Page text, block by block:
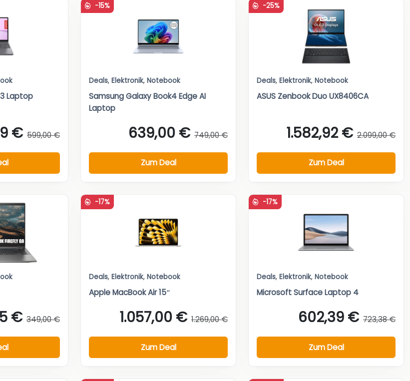
Laptop
€ 599,00 €
-15%
Deals, Elektronik, Notebook
Samsung Galaxy Book4 Edge AI
Laptop
639,00 € 749,00 €
Zum Deal
-25%
Deals, Elektronik, Notebook
ASUS Zenbook Duo UX8406CA
1.582,92 € 2.099,00 €
Zum Deal
€ 349,00 €
-17%
Deals, Elektronik, Notebook
Apple MacBook Air 15″
1.057,00 € 1.269,00 €
Zum Deal
-17%
Deals, Elektronik, Notebook
Microsoft Surface Laptop 4
602,39 € 723,38 €
Zum Deal